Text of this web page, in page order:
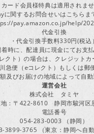
カード会員様特典は適用されませ
に関するお問合せいはこちらま
pay.amazon.co.jp/help/
代金引換
・代金引換手数料330円(税込）
着時に、配達員に現金にてお支払
ト）の場合は、クレジットカ
急便（eコレクト）もしくは郵
及びお届けの地域によって自動
運営会社
株式会社 タミヤ
地：〒422-8610 静岡市駿河区
電話番号
054-283-0003 （静岡）
3899-3765 （東京：静岡へ自動